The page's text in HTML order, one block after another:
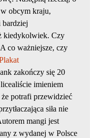
w obcym kraju,
bardziej
kiedykolwiek. Czy
co ważniejsze, czy
zakończy się 20
imieniem
potrafi przewidzieć
siła nie
mangi jest
z wydanej w Polsce